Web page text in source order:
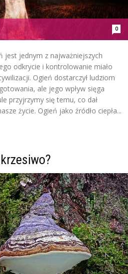
0
jest jednym z najważniejszych
odkrycie i kontrolowanie miało
Ogień dostarczył ludziom
ale jego wpływ sięga
przyjrzymy się temu, co dał
życie. Ogień jako źródło ciepła...